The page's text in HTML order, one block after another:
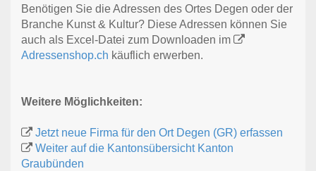
Benötigen Sie die Adressen des Ortes Degen oder der
Branche Kunst & Kultur? Diese Adressen können Sie
auch als Excel-Datei zum Downloaden im
Adressenshop.ch käuflich erwerben.
Weitere Möglichkeiten:
Jetzt neue Firma für den Ort Degen (GR) erfassen
Weiter auf die Kantonsübersicht Kanton
Graubünden